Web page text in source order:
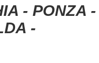
- PONZA -
-